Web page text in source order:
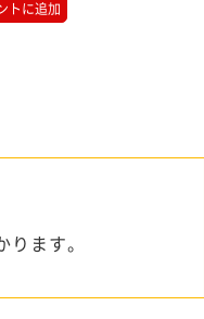
トに追加
ます。